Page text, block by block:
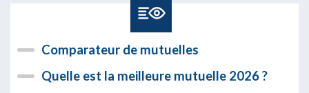
Comparateur de mutuelles
Quelle est la meilleure mutuelle 2026 ?